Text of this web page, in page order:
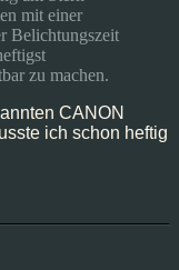
Banding
aus?
mit einer
Belichtungszeit
zu machen.
CANON
ich schon heftig